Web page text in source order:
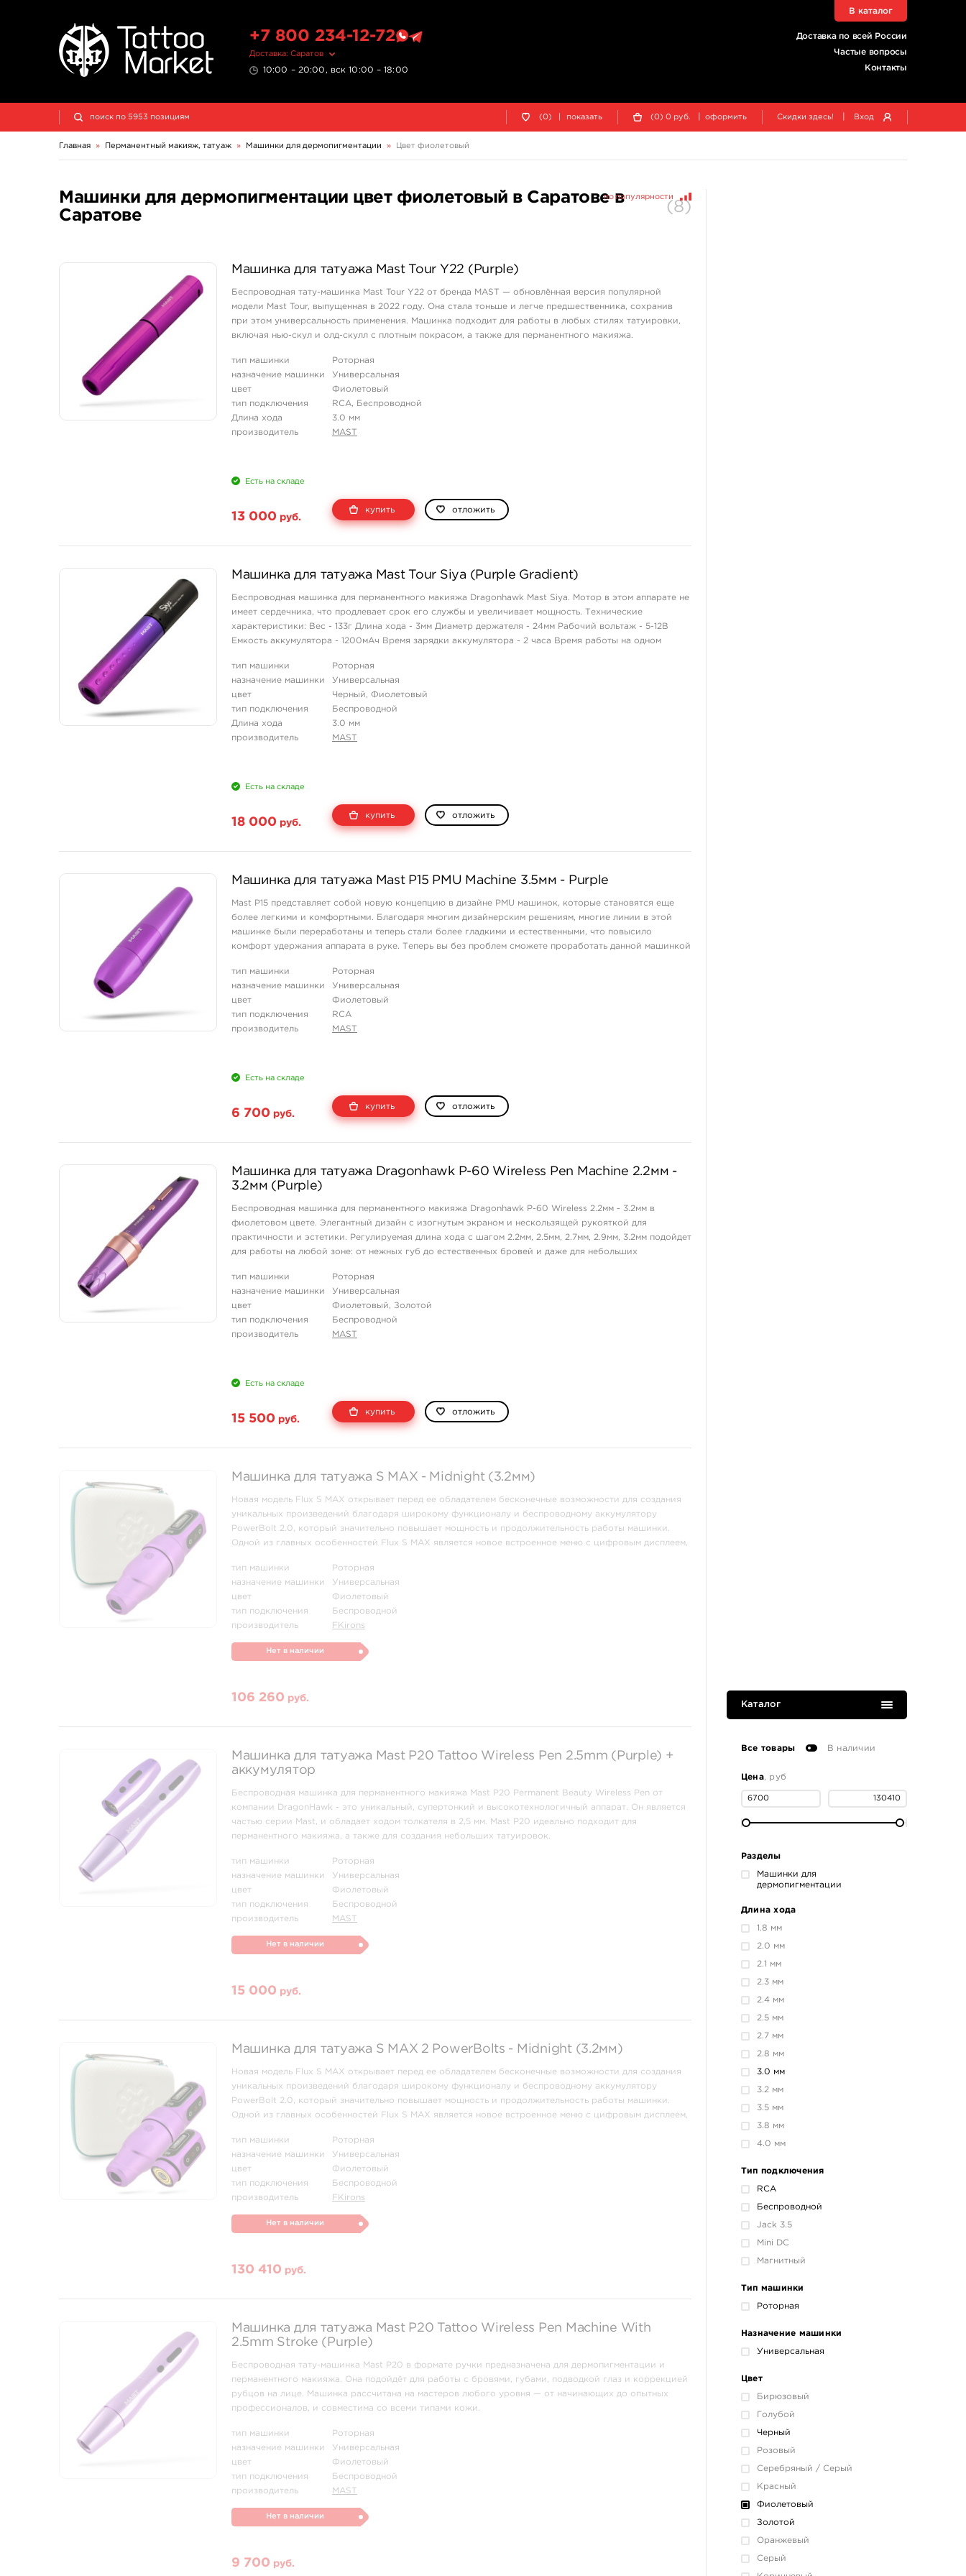
+7 800 234-12-72
Доставка: Саратов
10:00 – 20:00, вск 10:00 – 18:00
Доставка по всей России
Частые вопросы
Контакты
В каталог
(0) показать (0) 0 руб. оформить Скидки здесь! Вход
Главная » Перманентный макияж, татуаж » Машинки для дермопигментации » Цвет фиолетовый
по популярности
Машинки для дермопигментации цвет фиолетовый в Саратове в
Саратове
(8)
Машинка для татуажа Mast Tour Y22 (Purple)
Беспроводная тату-машинка Mast Tour Y22 от бренда MAST — обновлённая версия популярной
модели Mast Tour, выпущенная в 2022 году. Она стала тоньше и легче предшественника, сохранив
при этом универсальность применения. Машинка подходит для работы в любых стилях татуировки,
включая нью-скул и олд-скулл с плотным покрасом, а также для перманентного макияжа.
тип машинки
Роторная
назначение машинки
Универсальная
цвет
Фиолетовый
тип подключения
RCA, Беспроводной
Длина хода
3.0 мм
производитель
MAST
Есть на складе
13 000 руб.
купить отложить
Машинка для татуажа Mast Tour Siya (Purple Gradient)
Беспроводная машинка для перманентного макияжа Dragonhawk Mast Siya. Мотор в этом аппарате не
имеет сердечника, что продлевает срок его службы и увеличивает мощность. Технические
характеристики: Вес - 133г Длина хода - 3мм Диаметр держателя - 24мм Рабочий вольтаж - 5-12В
Емкость аккумулятора - 1200мАч Время зарядки аккумулятора - 2 часа Время работы на одном
тип машинки
Роторная
назначение машинки
Универсальная
цвет
Черный, Фиолетовый
тип подключения
Беспроводной
Длина хода
3.0 мм
производитель
MAST
Есть на складе
18 000 руб.
купить отложить
Машинка для татуажа Mast P15 PMU Machine 3.5мм - Purple
Mast P15 представляет собой новую концепцию в дизайне PMU машинок, которые становятся еще
более легкими и комфортными. Благодаря многим дизайнерским решениям, многие линии в этой
машинке были переработаны и теперь стали более гладкими и естественными, что повысило
комфорт удержания аппарата в руке. Теперь вы без проблем сможете проработать данной машинкой
тип машинки
Роторная
назначение машинки
Универсальная
цвет
Фиолетовый
тип подключения
RCA
производитель
MAST
Есть на складе
6 700 руб.
купить отложить
Машинка для татуажа Dragonhawk P-60 Wireless Pen Machine 2.2мм -
3.2мм (Purple)
Беспроводная машинка для перманентного макияжа Dragonhawk P-60 Wireless 2.2мм - 3.2мм в
фиолетовом цвете. Элегантный дизайн с изогнутым экраном и нескользящей рукояткой для
практичности и эстетики. Регулируемая длина хода с шагом 2.2мм, 2.5мм, 2.7мм, 2.9мм, 3.2мм подойдет
для работы на любой зоне: от нежных губ до естественных бровей и даже для небольших
тип машинки
Роторная
назначение машинки
Универсальная
цвет
Фиолетовый, Золотой
тип подключения
Беспроводной
производитель
MAST
Есть на складе
15 500 руб.
купить отложить
Машинка для татуажа S MAX - Midnight (3.2мм)
Новая модель Flux S MAX открывает перед ее обладателем бесконечные возможности для создания
уникальных произведений благодаря широкому функционалу и беспроводному аккумулятору
PowerBolt 2.0, который значительно повышает мощность и продолжительность работы машинки.
Одной из главных особенностей Flux S MAX является новое встроенное меню с цифровым дисплеем,
тип машинки
Роторная
назначение машинки
Универсальная
цвет
Фиолетовый
тип подключения
Беспроводной
производитель
FKirons
Нет в наличии
106 260 руб.
Машинка для татуажа Mast P20 Tattoo Wireless Pen 2.5mm (Purple) +
аккумулятор
Беспроводная машинка для перманентного макияжа Mast P20 Permanent Beauty Wireless Pen от
компании DragonHawk - это уникальный, супертонкий и высокотехнологичный аппарат. Он является
частью серии Mast, и обладает ходом толкателя в 2,5 мм. Mast P20 идеально подходит для
перманентного макияжа, а также для создания небольших татуировок.
тип машинки
Роторная
назначение машинки
Универсальная
цвет
Фиолетовый
тип подключения
Беспроводной
производитель
MAST
Нет в наличии
15 000 руб.
Машинка для татуажа S MAX 2 PowerBolts - Midnight (3.2мм)
Новая модель Flux S MAX открывает перед ее обладателем бесконечные возможности для создания
уникальных произведений благодаря широкому функционалу и беспроводному аккумулятору
PowerBolt 2.0, который значительно повышает мощность и продолжительность работы машинки.
Одной из главных особенностей Flux S MAX является новое встроенное меню с цифровым дисплеем,
тип машинки
Роторная
назначение машинки
Универсальная
цвет
Фиолетовый
тип подключения
Беспроводной
производитель
FKirons
Нет в наличии
130 410 руб.
Машинка для татуажа Mast P20 Tattoo Wireless Pen Machine With
2.5mm Stroke (Purple)
Беспроводная тату-машинка Mast P20 в формате ручки предназначена для дермопигментации и
перманентного макияжа. Она подойдёт для работы с бровями, губами, подводкой глаз и коррекцией
рубцов на лице. Машинка рассчитана на мастеров любого уровня — от начинающих до опытных
профессионалов, и совместима со всеми типами кожи.
тип машинки
Роторная
назначение машинки
Универсальная
цвет
Фиолетовый
тип подключения
Беспроводной
производитель
MAST
Нет в наличии
9 700 руб.
Каталог
Все товары В наличии
Цена, руб
Разделы
Машинки для
дермопигментации
Длина хода
1.8 мм
2.0 мм
2.1 мм
2.3 мм
2.4 мм
2.5 мм
2.7 мм
2.8 мм
3.0 мм
3.2 мм
3.5 мм
3.8 мм
4.0 мм
Тип подключения
RCA
Беспроводной
Jack 3.5
Mini DC
Магнитный
Тип машинки
Роторная
Назначение машинки
Универсальная
Цвет
Бирюзовый
Голубой
Черный
Розовый
Серебряный / Серый
Красный
Фиолетовый
Золотой
Оранжевый
Серый